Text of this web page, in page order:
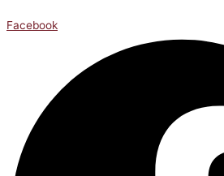
Facebook